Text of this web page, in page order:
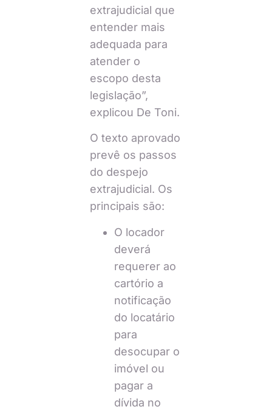
extrajudicial que
entender mais
adequada para
atender o
escopo desta
legislação”,
explicou De Toni.
O texto aprovado
prevê os passos
do despejo
extrajudicial. Os
principais são:
O locador
deverá
requerer ao
cartório a
notificação
do locatário
para
desocupar o
imóvel ou
pagar a
dívida no